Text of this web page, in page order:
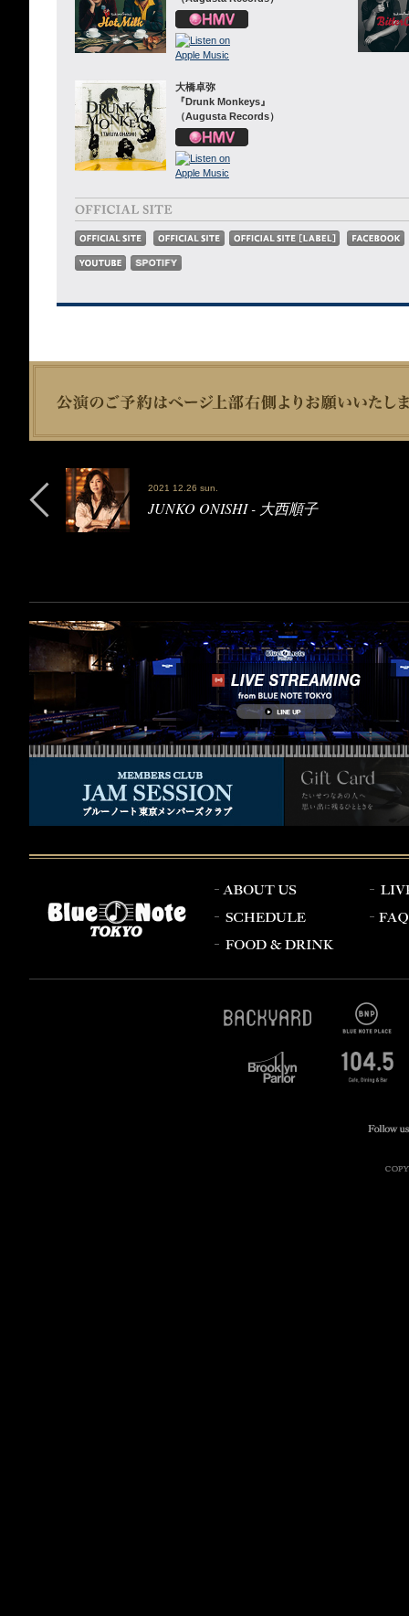
大橋卓弥
『Drunk Monkeys』
（Augusta Records）
2021 12.26 sun.
JUNKO ONISHI - 大西順子